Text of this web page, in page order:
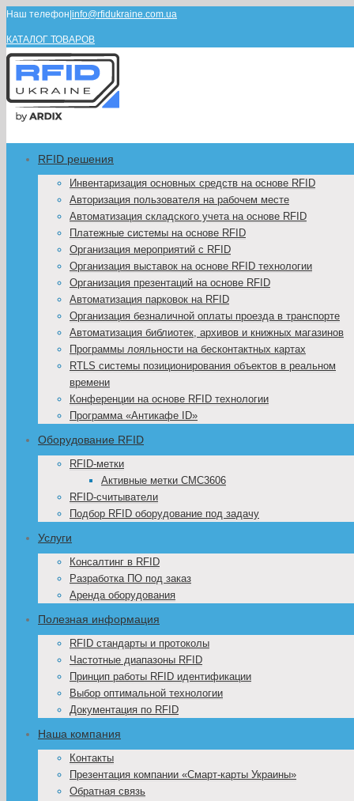
Наш телефон info@rfidukraine.com.ua
КАТАЛОГ ТОВАРОВ
RFID решения
Инвентаризация основных средств на основе RFID
Авторизация пользователя на рабочем месте
Автоматизация складского учета на основе RFID
Платежные системы на основе RFID
Организация мероприятий с RFID
Организация выставок на основе RFID технологии
Организация презентаций на основе RFID
Автоматизация парковок на RFID
Организация безналичной оплаты проезда в транспорте
Автоматизация библиотек, архивов и книжных магазинов
Программы лояльности на бесконтактных картах
RTLS системы позиционирования объектов в реальном
времени
Конференции на основе RFID технологии
Программа «Антикафе ID»
Оборудование RFID
RFID-метки
Активные метки CMC3606
RFID-считыватели
Подбор RFID оборудование под задачу
Услуги
Консалтинг в RFID
Разработка ПО под заказ
Аренда оборудования
Полезная информация
RFID стандарты и протоколы
Частотные диапазоны RFID
Принцип работы RFID идентификации
Выбор оптимальной технологии
Документация по RFID
Наша компания
Контакты
Презентация компании «Смарт-карты Украины»
Обратная связь